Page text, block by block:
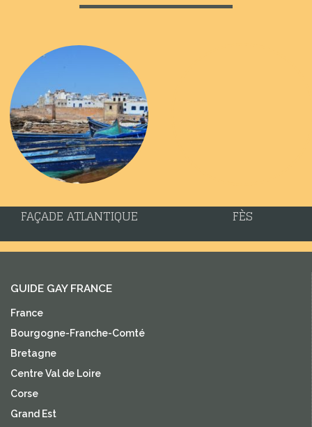
FAÇADE ATLANTIQUE FÈS
GUIDE GAY FRANCE
France
Bourgogne-Franche-Comté
Bretagne
Centre Val de Loire
Corse
Grand Est